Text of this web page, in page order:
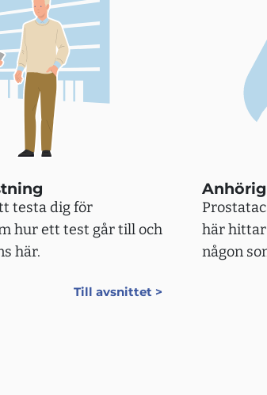
testa dig för
hur ett test går till och
här.
Till avsnittet >
här hittar
någon